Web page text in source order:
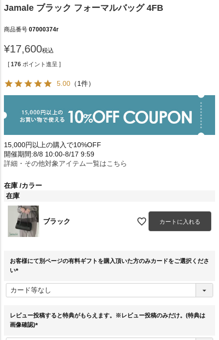
Jamale ブラック フォーマルバッグ 4FB
商品番号 07000374r
¥17,600税込
[ 176 ポイント進呈 ]
5.00 （1件）
15,000円以上の購入で10%OFF
開催期間:8/8 10:00-8/17 9:59
詳細・その他対象アイテム一覧はこちら
在庫 カラー
在庫
ブラック カートに入れる
お客様にて別ページの有料ギフトを購入頂いた方のみカードをご選択くださ
い
必
須
レビュー投稿すると特典がもらえます。※レビュー投稿のみだけ。(特典は
画像確認)